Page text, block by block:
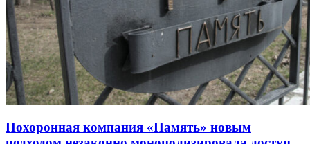
Похоронная компания «Память» новым